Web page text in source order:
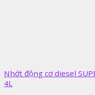
Nhớt động cơ diesel
4L